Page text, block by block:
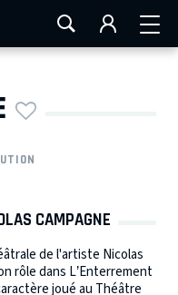
LA ROCHELLE
CAMPAGNE
de l'artiste Nicolas
rôle dans L’Enterrement
joué au Théâtre